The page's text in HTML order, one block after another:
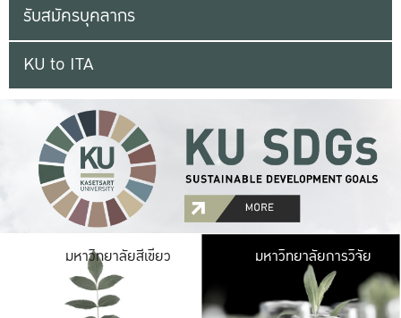
รับสมัครบุคลากร
KU to ITA
มหาวิทยาลัยสีเขียว มหาวิ
มีพื้นที่เขียวสดใส
เป็นป่าในเมือง เกษต
มหาวิทยาลัยการวิจัย